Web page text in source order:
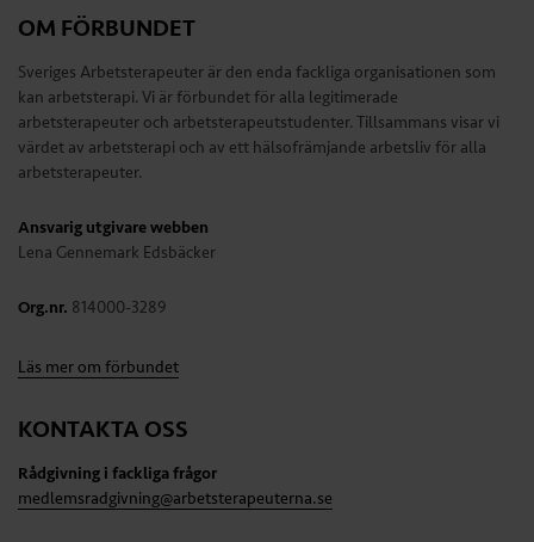
OM FÖRBUNDET
Sveriges Arbetsterapeuter är den enda fackliga organisationen som
kan arbetsterapi. Vi är förbundet för alla legitimerade
arbetsterapeuter och arbetsterapeutstudenter. Tillsammans visar vi
värdet av arbetsterapi och av ett hälsofrämjande arbetsliv för alla
arbetsterapeuter.
Ansvarig utgivare webben
Lena Gennemark Edsbäcker
Org.nr. 814000-3289
Läs mer om förbundet
KONTAKTA OSS
Rådgivning i fackliga frågor
medlemsradgivning@arbetsterapeuterna.se